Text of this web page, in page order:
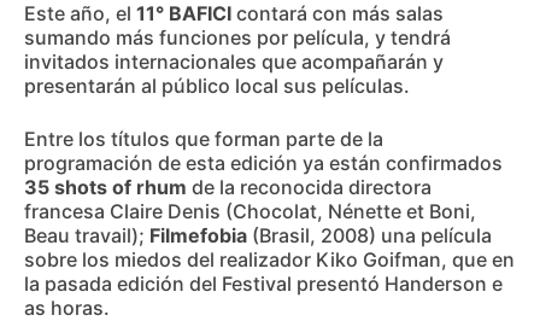
Este año, el 11° BAFICI contará con más salas
sumando más funciones por película, y tendrá
invitados internacionales que acompañarán y
presentarán al público local sus películas.
Entre los títulos que forman parte de la
programación de esta edición ya están confirmados
35 shots of rhum de la reconocida directora
francesa Claire Denis (Chocolat, Nénette et Boni,
Beau travail); Filmefobia (Brasil, 2008) una película
sobre los miedos del realizador Kiko Goifman, que en
la pasada edición del Festival presentó Handerson e
as horas.